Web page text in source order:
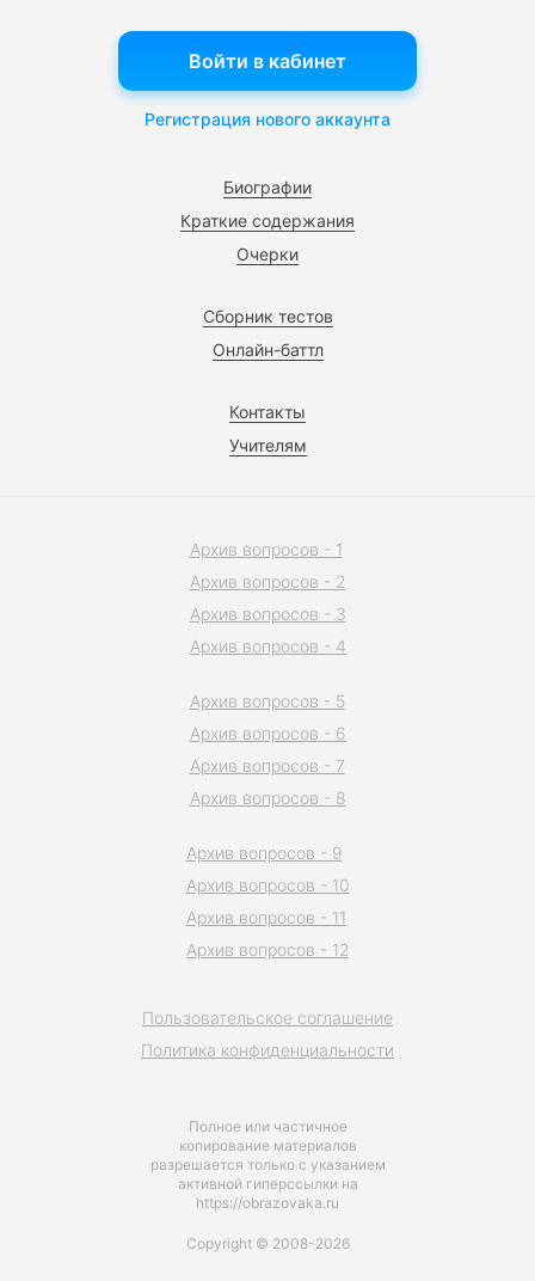
Биографии
Краткие содержания
Очерки
Сборник тестов
Онлайн-баттл
Контакты
Учителям
Войти в кабинет
Регистрация нового аккаунта
Полное или частичное
копирование материалов
разрешается только с указанием
активной гиперссылки на
https://obrazovaka.ru
Пользовательское соглашение
Политика конфиденциальности
Архив вопросов - 1
Архив вопросов - 2
Архив вопросов - 3
Архив вопросов - 4
Архив вопросов - 5
Архив вопросов - 6
Архив вопросов - 7
Архив вопросов - 8
Архив вопросов - 9
Архив вопросов - 10
Архив вопросов - 11
Архив вопросов - 12
Copyright © 2008-2026